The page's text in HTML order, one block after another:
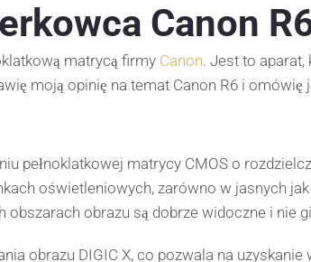
Canon
matrycą firmy Canon. Jest to
moją opinię na temat Canon R6 i omówię
pełnoklatkowej matrycy CMOS o
oświetleniowych, zarówno w jasnych
obrazu są dobrze widoczne i nie
obrazu DIGIC X, co pozwala na